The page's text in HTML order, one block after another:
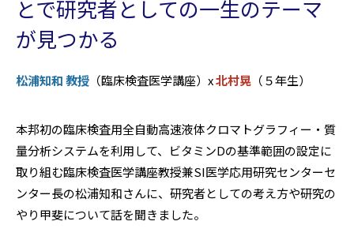
とで研究者としての一生のテーマ
が見つかる
松浦知和 教授 （臨床検査医学講座）x北村晃 （５年生）
本邦初の臨床検査用全自動高速液体クロマトグラフィー・質
量分析システムを利用して、ビタミンDの基準範囲の設定に
取り組む臨床検査医学講座教授兼SI医学応用研究センターセ
ンター長の松浦知和さんに、研究者としての考え方や研究の
やり甲斐について話を聞きました。